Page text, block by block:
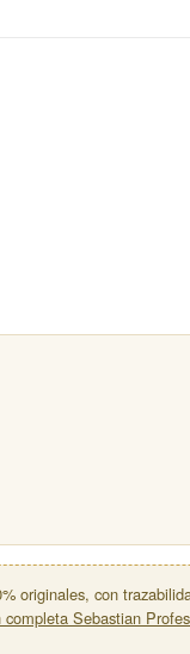
originales, con
completa Sebastian